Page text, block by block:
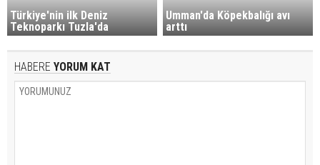
Türkiye'nin ilk Deniz
Teknoparkı Tuzla'da
Umman'da Köpekbalığı avı
arttı
HABERE YORUM KAT